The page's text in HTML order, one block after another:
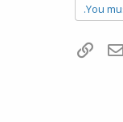
You
דואר אלקטרוני